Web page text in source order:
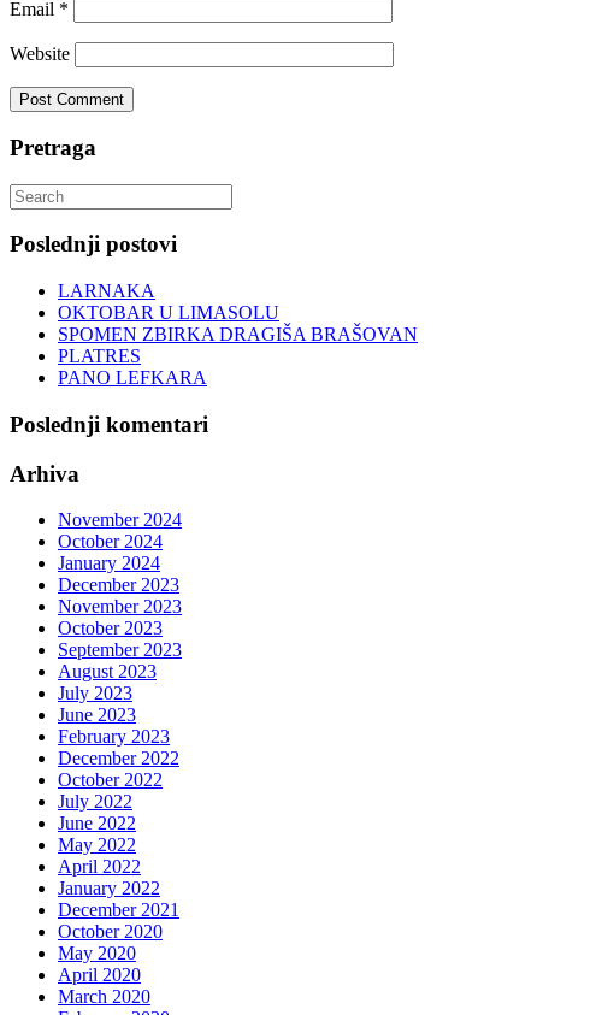
Email *
Website
Pretraga
Search
for:
Poslednji postovi
LARNAKA
OKTOBAR U LIMASOLU
SPOMEN ZBIRKA DRAGIŠA BRAŠOVAN
PLATRES
PANO LEFKARA
Poslednji komentari
Arhiva
November 2024
October 2024
January 2024
December 2023
November 2023
October 2023
September 2023
August 2023
July 2023
June 2023
February 2023
December 2022
October 2022
July 2022
June 2022
May 2022
April 2022
January 2022
December 2021
October 2020
May 2020
April 2020
March 2020